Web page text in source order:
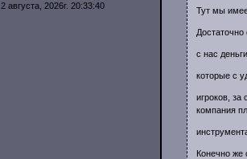
2 августа, 2026г. 20:33:40
Тут мы
с нас
которые с
игроков, за
компания
Конечно же